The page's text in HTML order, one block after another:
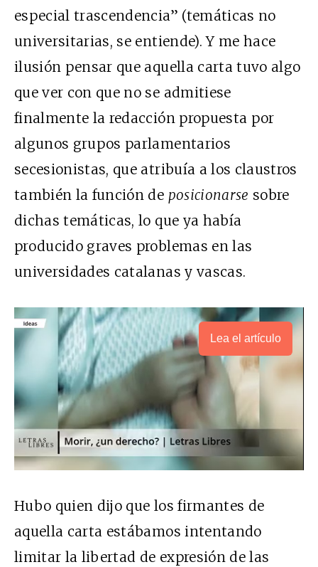
especial trascendencia” (temáticas no
universitarias, se entiende). Y me hace
ilusión pensar que aquella carta tuvo algo
que ver con que no se admitiese
finalmente la redacción propuesta por
algunos grupos parlamentarios
secesionistas, que atribuía a los claustros
también la función de posicionarse sobre
dichas temáticas, lo que ya había
producido graves problemas en las
universidades catalanas y vascas.
Lea el artículo
Hubo quien dijo que los firmantes de
aquella carta estábamos intentando
limitar la libertad de expresión de las